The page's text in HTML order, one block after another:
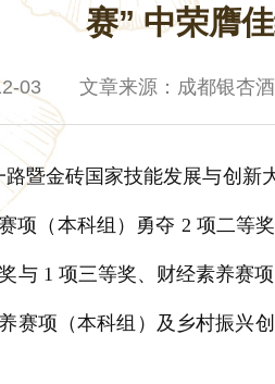
赛” 中荣膺
03 文章来源：成都银杏
路暨金砖国家技能发展与创新
项（本科组）勇夺 2 项二等
与 1 项三等奖、财经素养赛
赛项（本科组）及乡村振兴